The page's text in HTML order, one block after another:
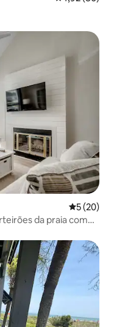
5 de uma
5 (20)
da praia com